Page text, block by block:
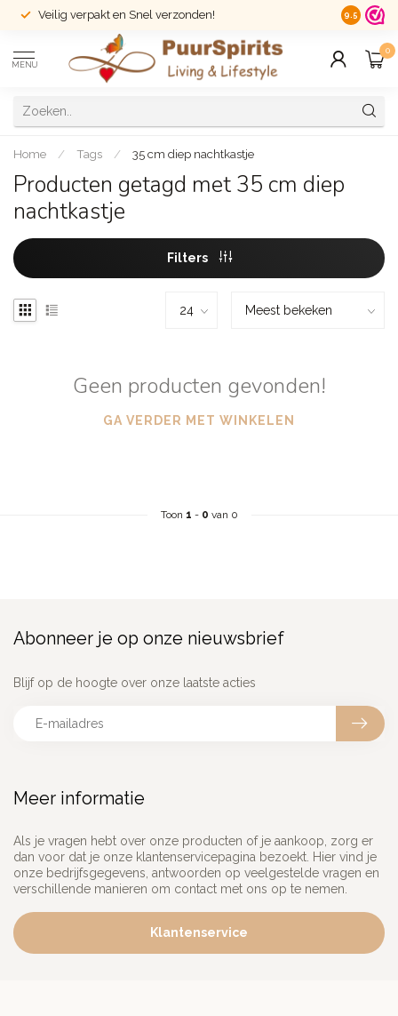
Veilig verpakt en Snel verzonden! 14 dagen
9.5
MENU
0
Home / Tags / 35 cm diep nachtkastje
Producten getagd met 35 cm diep
nachtkastje
Filters
Geen producten gevonden!
GA VERDER MET WINKELEN
Toon 1 - 0 van 0
Meer informatie
Als je vragen hebt over onze producten of je aankoop, zorg er
dan voor dat je onze klantenservicepagina bezoekt. Hier vind je
onze bedrijfsgegevens, antwoorden op veelgestelde vragen en
verschillende manieren om contact met ons op te nemen.
Klantenservice
Abonneer je op onze nieuwsbrief
Blijf op de hoogte over onze laatste acties